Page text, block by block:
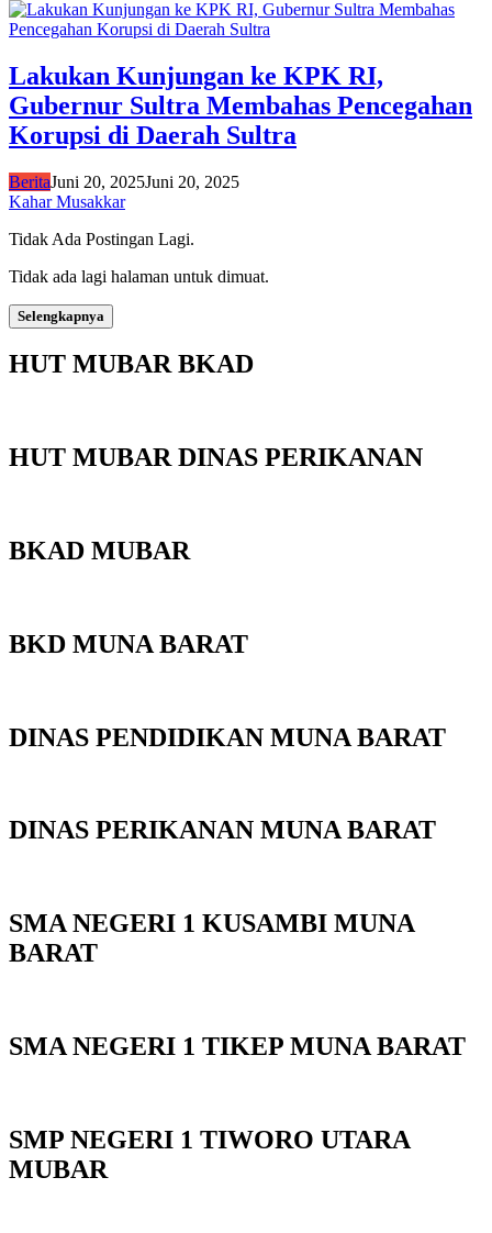
Lakukan Kunjungan ke KPK RI,
Gubernur Sultra Membahas Pencegahan
Korupsi di Daerah Sultra
BeritaJuni 20, 2025Juni 20, 2025
Kahar Musakkar
Tidak Ada Postingan Lagi.
Tidak ada lagi halaman untuk dimuat.
Selengkapnya
HUT MUBAR BKAD
HUT MUBAR DINAS PERIKANAN
BKAD MUBAR
BKD MUNA BARAT
DINAS PENDIDIKAN MUNA BARAT
DINAS PERIKANAN MUNA BARAT
SMA NEGERI 1 KUSAMBI MUNA
BARAT
SMA NEGERI 1 TIKEP MUNA BARAT
SMP NEGERI 1 TIWORO UTARA
MUBAR